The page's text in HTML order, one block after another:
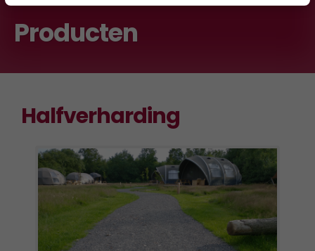
Producten
Halfverharding